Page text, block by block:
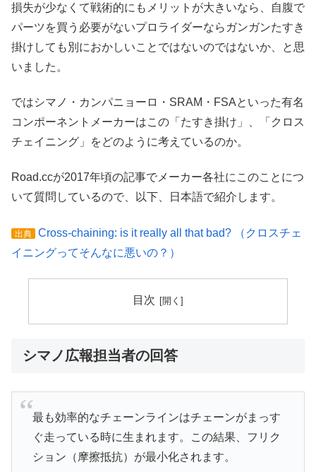
損失が少なくて戦術的にもメリットが大きいなら、自腹で
パーツを買う必要がないプロライダーならガンガンたすき
掛けしても別におかしいことではないのではないか、と思
いました。
ではシマノ・カンパニョーロ・SRAM・FSAといった有名
コンポーネントメーカーはこの「たすき掛け」、「クロス
チェイニング」をどのように考えているのか。
Road.ccが2017年頃の記事でメーカー各社にこのことにつ
いて質問しているので、以下、日本語で紹介します。
出典
Cross-chaining: is it really all that bad? （クロスチェ
イニングってそんなに悪いの？）
目次
シマノ広報担当者の回答
最も効率的なチェーンラインはチェーンがまっす
ぐ走っている時に生まれます。この結果、フリク
ション（摩擦抵抗）が最小化されます。